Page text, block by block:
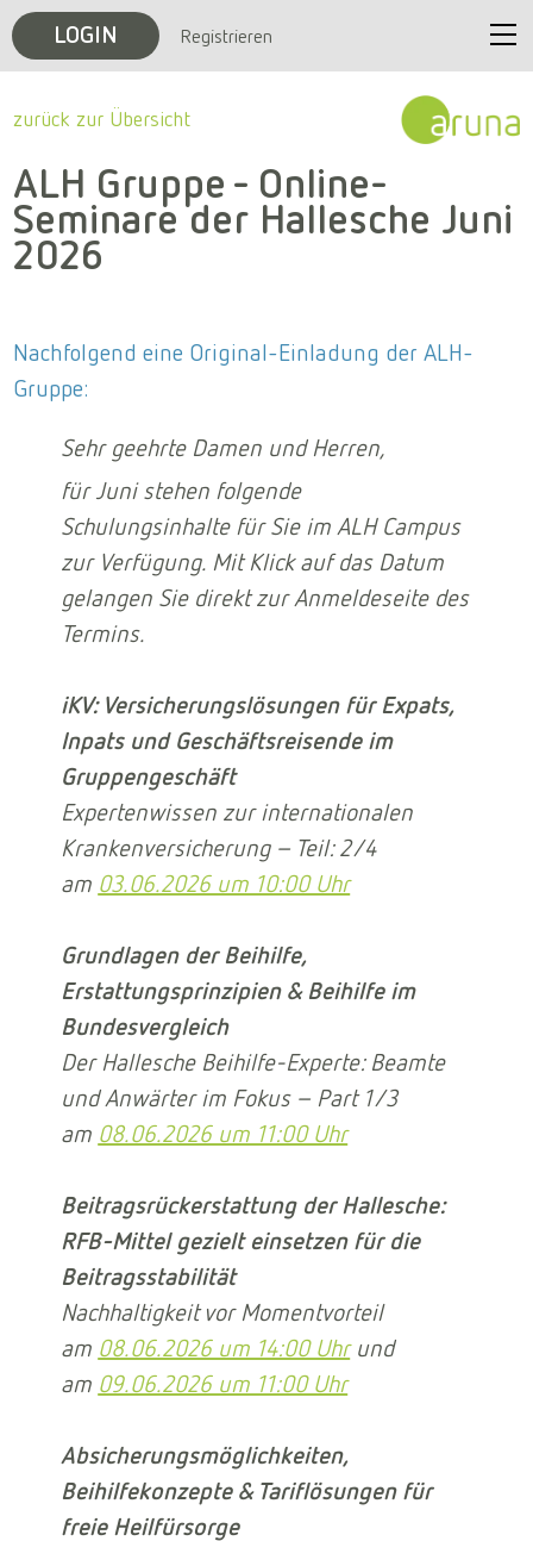
LOGIN Registrieren
Unternehmen
zurück zur Übersicht
ALH Gruppe - Online-
Seminare der Hallesche Juni
2026
Nachfolgend eine Original-Einladung der ALH-
Gruppe:
Sehr geehrte Damen und Herren,
für Juni stehen folgende
Schulungsinhalte für Sie im ALH Campus
zur Verfügung. Mit Klick auf das Datum
gelangen Sie direkt zur Anmeldeseite des
Termins.
iKV: Versicherungslösungen für Expats,
Inpats und Geschäftsreisende im
Gruppengeschäft
Expertenwissen zur internationalen
Krankenversicherung – Teil: 2/4
am 03.06.2026 um 10:00 Uhr
Grundlagen der Beihilfe,
Erstattungsprinzipien & Beihilfe im
Bundesvergleich
Der Hallesche Beihilfe-Experte: Beamte
und Anwärter im Fokus – Part 1/3
am 08.06.2026 um 11:00 Uhr
Beitragsrückerstattung der Hallesche:
RFB-Mittel gezielt einsetzen für die
Beitragsstabilität
Nachhaltigkeit vor Momentvorteil
am 08.06.2026 um 14:00 Uhrund
am 09.06.2026 um 11:00 Uhr
Absicherungsmöglichkeiten,
Beihilfekonzepte & Tariflösungen für
freie Heilfürsorge